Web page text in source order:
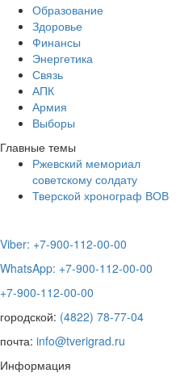
Образование
Здоровье
Финансы
Энергетика
Связь
АПК
Армия
Выборы
Главные темы
Ржевский мемориал
советскому солдату
Тверской хронограф ВОВ
Viber: +7-900-112-00-00
WhatsApp: +7-900-112-00-00
+7-900-112-00-00
городской: (4822) 78-77-04
почта: info@tverigrad.ru
Информация